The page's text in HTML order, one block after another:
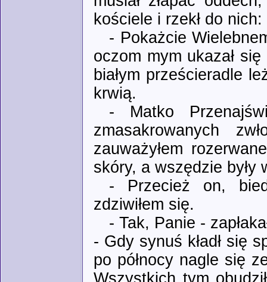
kościele i rzekł do nich:
- Pokażcie
oczom mym ukazał
białym prześcieradle
krwią.
- Matko
zmasakrowanych
zauważyłem
skóry, a wszędzie
- Przecież on,
zdziwiłem się.
- Tak, Panie -
- Gdy synuś kładł się
po północy nagle się
Wszystkich tym